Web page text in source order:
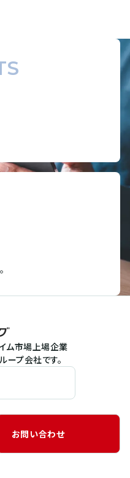
ム市場上場企業
ープ会社です。
お問い合わせ